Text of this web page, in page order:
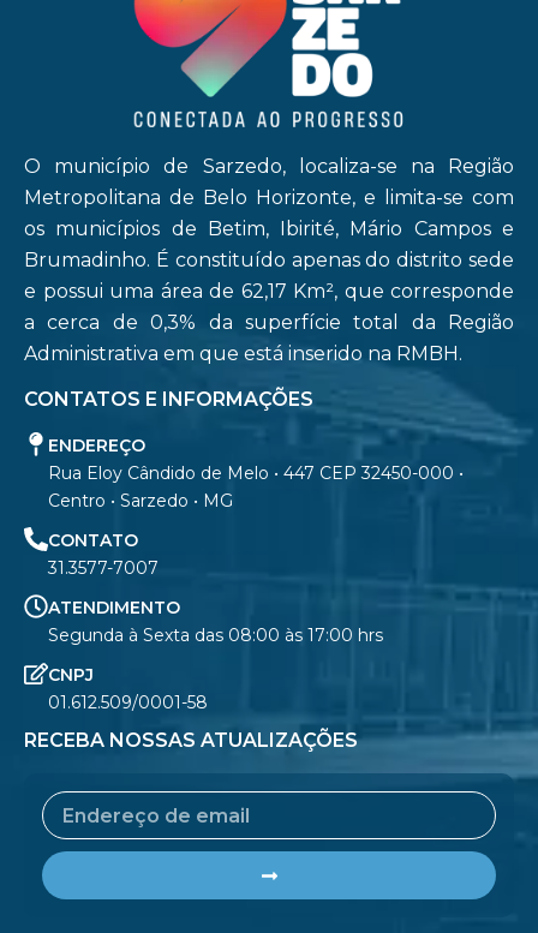
O município de Sarzedo, localiza-se na Região
Metropolitana de Belo Horizonte, e limita-se com
os municípios de Betim, Ibirité, Mário Campos e
Brumadinho. É constituído apenas do distrito sede
e possui uma área de 62,17 Km², que corresponde
a cerca de 0,3% da superfície total da Região
Administrativa em que está inserido na RMBH.
CONTATOS E INFORMAÇÕES
ENDEREÇO
Rua Eloy Cândido de Melo • 447 CEP 32450-000 •
Centro • Sarzedo • MG
CONTATO
31.3577-7007
ATENDIMENTO
Segunda à Sexta das 08:00 às 17:00 hrs
CNPJ
01.612.509/0001-58
RECEBA NOSSAS ATUALIZAÇÕES
Email